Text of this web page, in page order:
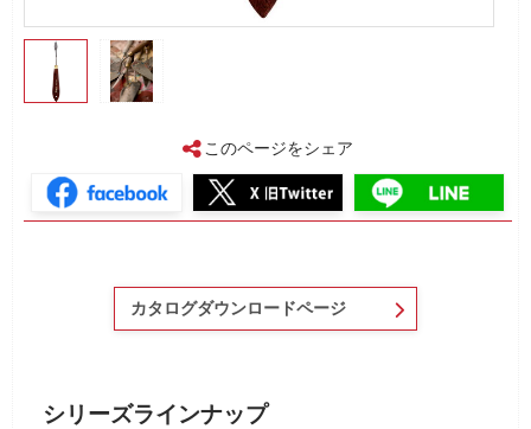
このページをシェア
カタログダウンロードページ
シリーズラインナップ